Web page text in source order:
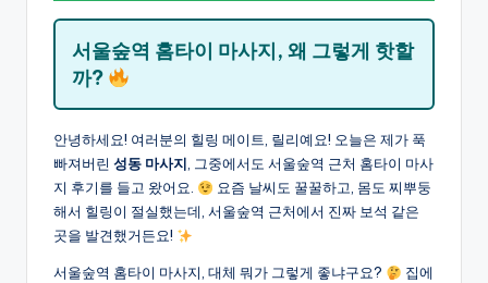
서울숲역 홈타이 마사지, 왜 그렇게 핫할
까?
안녕하세요! 여러분의 힐링 메이트, 릴리예요! 오늘은 제가 푹
빠져버린 성동 마사지, 그중에서도 서울숲역 근처 홈타이 마사
지 후기를 들고 왔어요.
요즘 날씨도 꿀꿀하고, 몸도 찌뿌둥
해서 힐링이 절실했는데, 서울숲역 근처에서 진짜 보석 같은
곳을 발견했거든요!
서울숲역 홈타이 마사지, 대체 뭐가 그렇게 좋냐구요?
집에